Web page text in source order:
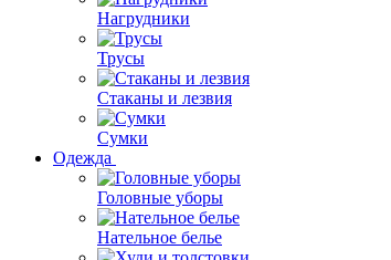
Нагрудники
Трусы
Стаканы и лезвия
Сумки
Одежда
Головные уборы
Нательное белье